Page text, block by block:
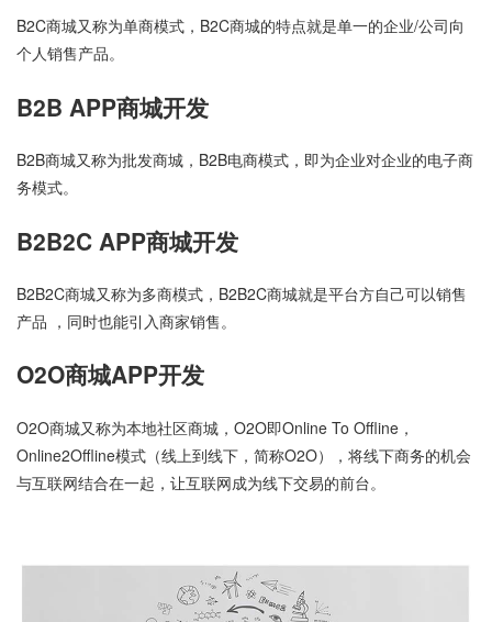
B2C商城又称为单商模式，B2C商城的特点就是单一的企业/公司向
个人销售产品。
B2B APP商城开发
B2B商城又称为批发商城，B2B电商模式，即为企业对企业的电子商
务模式。
B2B2C APP商城开发
B2B2C商城又称为多商模式，B2B2C商城就是平台方自己可以销售
产品 ，同时也能引入商家销售。
O2O商城APP开发
O2O商城又称为本地社区商城，O2O即Online To Offline，
Online2Offline模式（线上到线下，简称O2O），将线下商务的机会
与互联网结合在一起，让互联网成为线下交易的前台。